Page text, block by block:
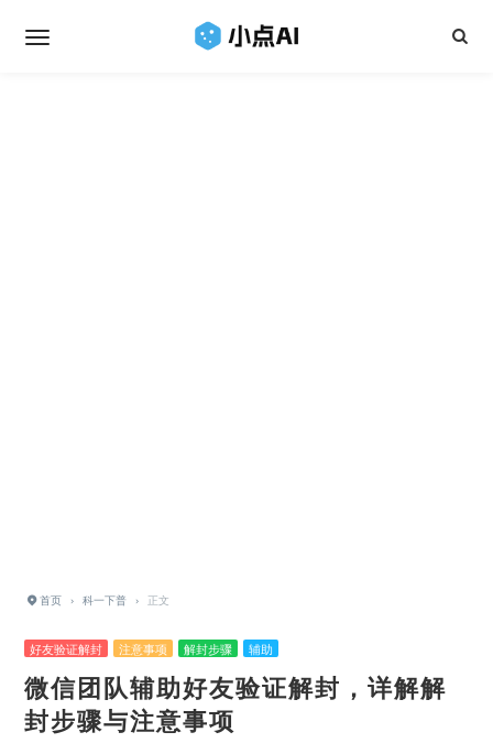
首页 › 科一下普 › 正文
好友验证解封 注意事项 解封步骤 辅助
微信团队辅助好友验证解封，详解解
封步骤与注意事项